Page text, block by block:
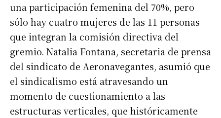
una participación femenina del 70%, pero
sólo hay cuatro mujeres de las 11 personas
que integran la comisión directiva del
gremio. Natalia Fontana, secretaria de prensa
del sindicato de Aeronavegantes, asumió que
el sindicalismo está atravesando un
momento de cuestionamiento a las
estructuras verticales, que históricamente